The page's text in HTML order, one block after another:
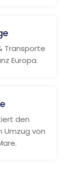
Transporte
Europa.
den
Umzug von